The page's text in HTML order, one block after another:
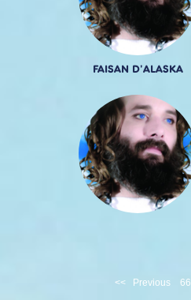
FAISAN D'ALASKA
<< Previous 66